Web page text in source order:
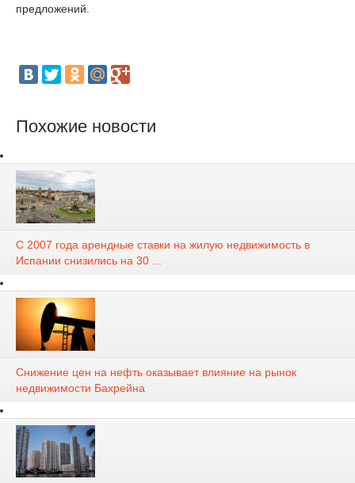
предложений.
Похожие новости
С 2007 года арендные ставки на жилую недвижимость в
Испании снизились на 30 ...
Снижение цен на нефть оказывает влияние на рынок
недвижимости Бахрейна